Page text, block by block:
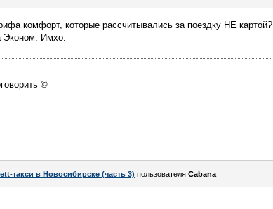
комфорт, которые рассчитывались за поездку НЕ картой?
Эконом. Имхо.
©
такси в Новосибирске (часть 3) пользователя Cabana